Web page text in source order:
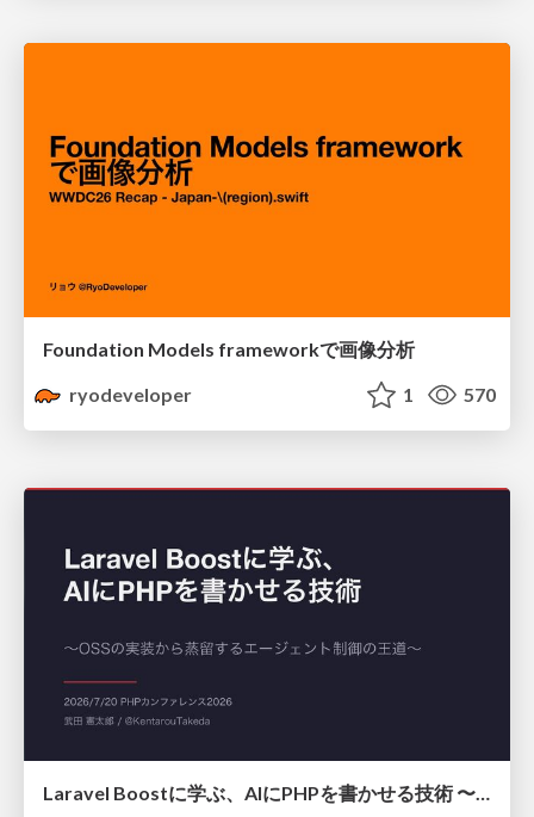
Foundation Models frameworkで画像分析
ryodeveloper
1 570
Laravel Boostに学ぶ、AIにPHPを書かせる技術 〜OSSの実装から蒸留するエージェント制御の王道〜